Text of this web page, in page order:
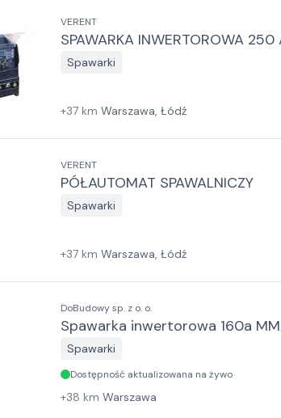
VERENT
SPAWARKA INWERTOROWA 250
Spawarki
+37 km Warszawa, Łódź
VERENT
PÓŁAUTOMAT SPAWALNICZY
Spawarki
+37 km Warszawa, Łódź
DoBudowy sp. z o. o.
Spawarka inwertorowa 160a
Spawarki
Dostępność aktualizowana na żywo
+38 km Warszawa